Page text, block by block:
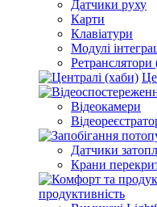
Датчики руху
Карти
Клавіатури
Модулі
Ретранслятори
Відеокамери
Датчики
Крани
продуктивність